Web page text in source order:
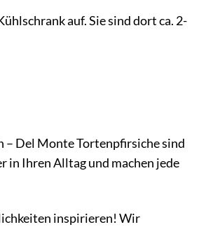
auf. Sie sind dort ca. 2-
– Del Monte Tortenpfirsiche sind
in Ihren Alltag und machen jede
inspirieren! Wir